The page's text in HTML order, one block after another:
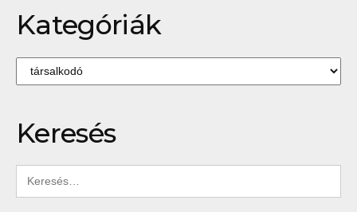
Kategóriák
Kategóriák
Keresés
Keresés: